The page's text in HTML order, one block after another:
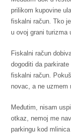
prilikom kupovine
fiskalni račun. Tko
u ovoj grani turizma
Fiskalni račun
dogoditi da
fiskalni račun.
novac, a ne uzmem
Međutim, nisam
otkaz, nemoj me
parkingu kod